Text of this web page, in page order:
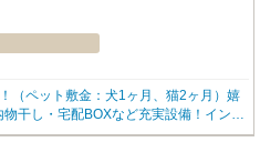
（ペット敷金：犬1ヶ月、猫2ヶ月）嬉
干し・宅配BOXなど充実設備！インタ